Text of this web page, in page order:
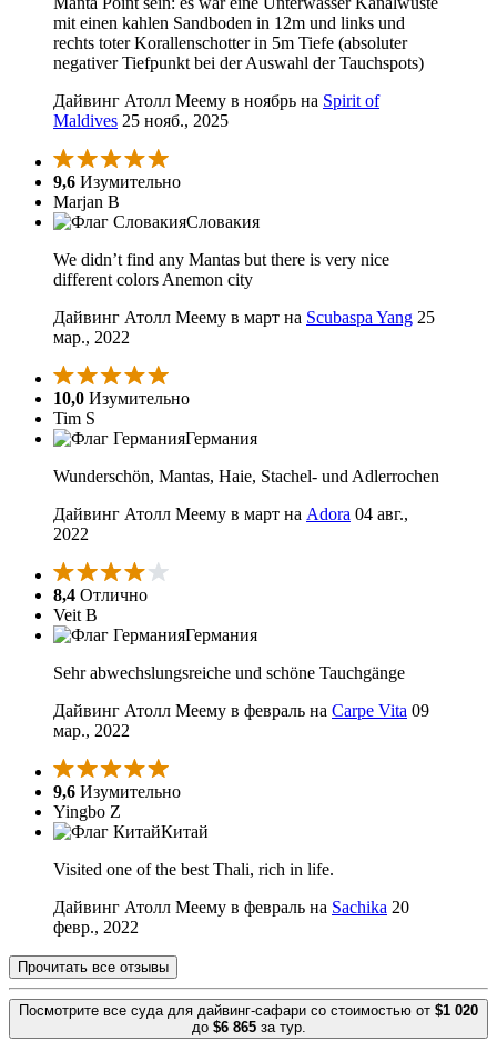
mit einen kahlen Sandboden in 12m und links und
rechts toter Korallenschotter in 5m Tiefe (absoluter
negativer Tiefpunkt bei der Auswahl der Tauchspots)
Дайвинг Атолл Меему в ноябрь на Spirit of
Maldives 25 нояб., 2025
9,6 Изумительно
Marjan B
Словакия
We didn’t find any Mantas but there is very nice
different colors Anemon city
Дайвинг Атолл Меему в март на Scubaspa Yang 25
мар., 2022
10,0 Изумительно
Tim S
Германия
Wunderschön, Mantas, Haie, Stachel- und Adlerrochen
Дайвинг Атолл Меему в март на Adora 04 авг.,
2022
8,4 Отлично
Veit B
Германия
Sehr abwechslungsreiche und schöne Tauchgänge
Дайвинг Атолл Меему в февраль на Carpe Vita 09
мар., 2022
9,6 Изумительно
Yingbo Z
Китай
Visited one of the best Thali, rich in life.
Дайвинг Атолл Меему в февраль на Sachika 20
февр., 2022
Прочитать все отзывы
Посмотрите все суда для дайвинг-сафари со стоимостью от $1 020
до $6 865за тур.